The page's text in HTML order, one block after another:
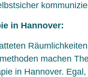
in Hannover:
machen
in Hannover.